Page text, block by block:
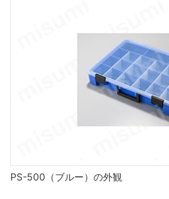
PS-500（ブルー）の外観